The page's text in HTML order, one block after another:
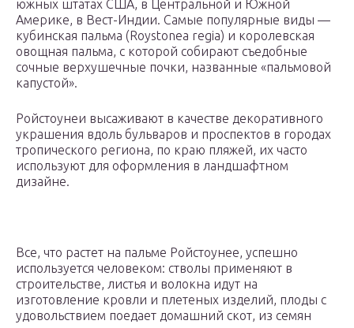
южных штатах США, в Центральной и Южной
Америке, в Вест-Индии. Самые популярные виды —
кубинская пальма (Roystonea regia) и королевская
овощная пальма, с которой собирают съедобные
сочные верхушечные почки, названные «пальмовой
капустой».
Ройстоунеи высаживают в качестве декоративного
украшения вдоль бульваров и проспектов в городах
тропического региона, по краю пляжей, их часто
используют для оформления в ландшафтном
дизайне.
Все, что растет на пальме Ройстоунее, успешно
используется человеком: стволы применяют в
строительстве, листья и волокна идут на
изготовление кровли и плетеных изделий, плоды с
удовольствием поедает домашний скот, из семян